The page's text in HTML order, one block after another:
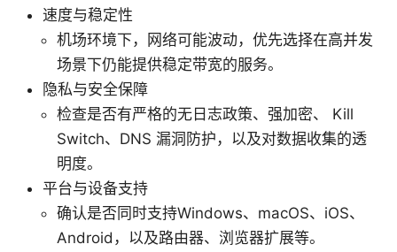
速度与稳定性
机场环境下，网络可能波动，优先选择在高并发
场景下仍能提供稳定带宽的服务。
隐私与安全保障
检查是否有严格的无日志政策、强加密、 Kill
Switch、DNS 漏洞防护，以及对数据收集的透
明度。
平台与设备支持
确认是否同时支持Windows、macOS、iOS、
Android，以及路由器、浏览器扩展等。